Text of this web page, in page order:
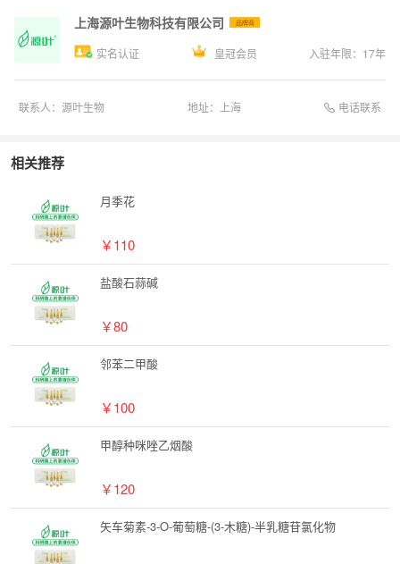
上海源叶生物科技有限公司 品牌商
实名认证 皇冠会员 入驻年限： 17年
联系人： 源叶生物 地址： 上海 电话联系
相关推荐
月季花
￥110
盐酸石蒜碱
￥80
邻苯二甲酸
￥100
甲醇种咪唑乙烟酸
￥120
矢车菊素-3-O-葡萄糖-(3-木糖)-半乳糖苷氯化物